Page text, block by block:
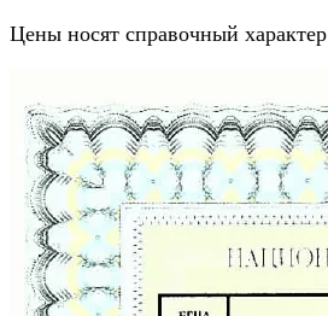
Цены носят справочный характер